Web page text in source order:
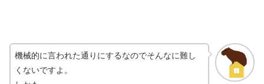
機械的に言われた通りにするなのでそんなに難し
くないですよ。